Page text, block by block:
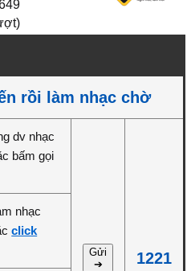
rồi làm nhạc chờ
dv nhạc
bấm gọi
Gửi
➔
1221
nhạc
click